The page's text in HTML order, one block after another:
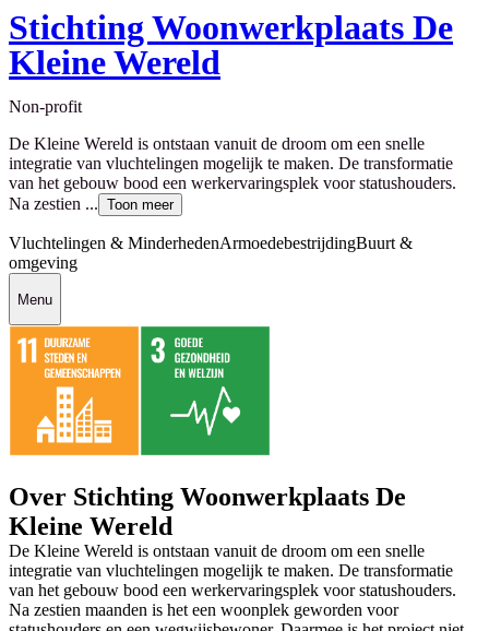
Stichting Woonwerkplaats De
Kleine Wereld
Non-profit
De Kleine Wereld is ontstaan vanuit de droom om een snelle
integratie van vluchtelingen mogelijk te maken. De transformatie
van het gebouw bood een werkervaringsplek voor statushouders.
Na zestien ... Toon meer
Vluchtelingen & MinderhedenArmoedebestrijdingBuurt &
omgeving
Menu
Over Stichting Woonwerkplaats De
Kleine Wereld
De Kleine Wereld is ontstaan vanuit de droom om een snelle
integratie van vluchtelingen mogelijk te maken. De transformatie
van het gebouw bood een werkervaringsplek voor statushouders.
Na zestien maanden is het een woonplek geworden voor